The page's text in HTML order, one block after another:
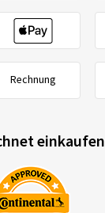
Rechnung
einkaufen